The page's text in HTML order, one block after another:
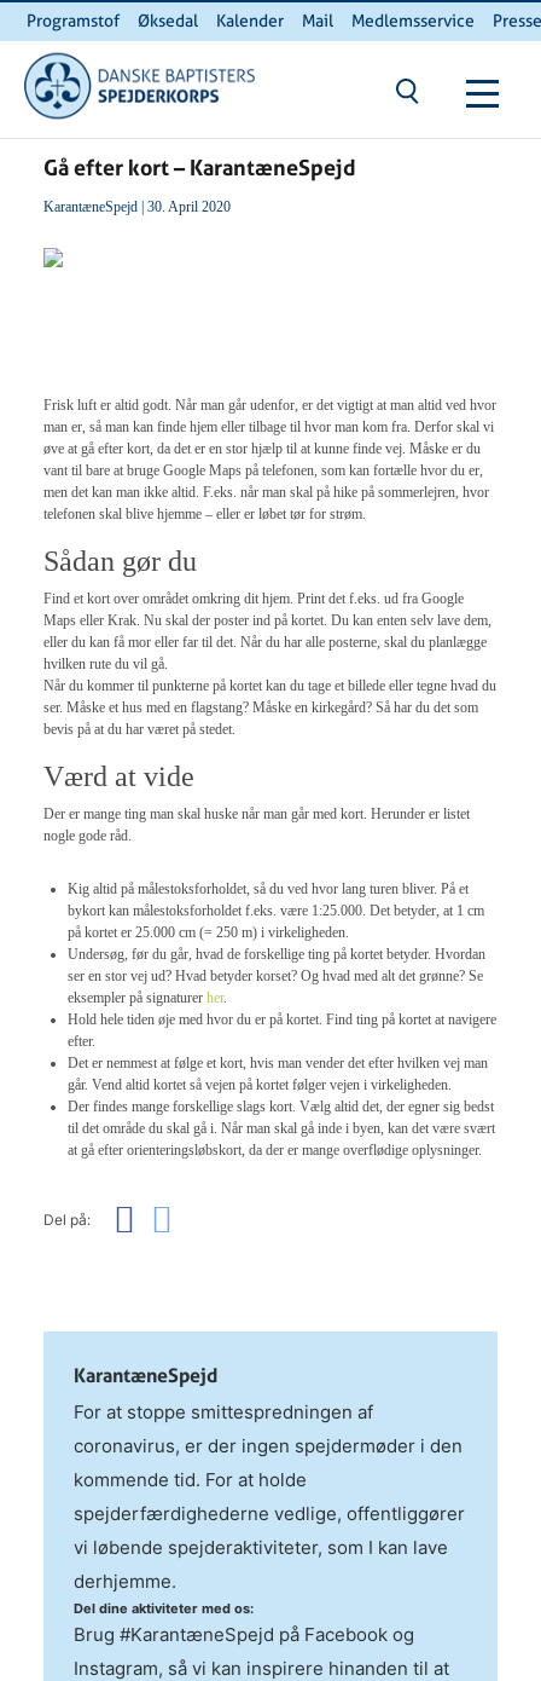
Programstof Øksedal Kalender Mail Medlemsservice
INTERNnet
Du er her:
Gå efter kort – KarantæneSpejd
KarantæneSpejd| 30. April 2020
Frisk luft er altid godt. Når man går udenfor, er det vigtigt at man altid ved hvor
man er, så man kan finde hjem eller tilbage til hvor man kom fra. Derfor skal vi
øve at gå efter kort, da det er en stor hjælp til at kunne finde vej. Måske er du
vant til bare at bruge Google Maps på telefonen, som kan fortælle hvor du er,
men det kan man ikke altid. F.eks. når man skal på hike på sommerlejren, hvor
telefonen skal blive hjemme – eller er løbet tør for strøm.
Sådan gør du
Find et kort over området omkring dit hjem. Print det f.eks. ud fra Google
Maps eller Krak. Nu skal der poster ind på kortet. Du kan enten selv lave dem,
eller du kan få mor eller far til det. Når du har alle posterne, skal du planlægge
hvilken rute du vil gå.
Når du kommer til punkterne på kortet kan du tage et billede eller tegne hvad du
ser. Måske et hus med en flagstang? Måske en kirkegård? Så har du det som
bevis på at du har været på stedet.
Værd at vide
Der er mange ting man skal huske når man går med kort. Herunder er listet
nogle gode råd.
Kig altid på målestoksforholdet, så du ved hvor lang turen bliver. På et
bykort kan målestoksforholdet f.eks. være 1:25.000. Det betyder, at 1 cm
på kortet er 25.000 cm (= 250 m) i virkeligheden.
Undersøg, før du går, hvad de forskellige ting på kortet betyder. Hvordan
ser en stor vej ud? Hvad betyder korset? Og hvad med alt det grønne? Se
eksempler på signaturer her.
Hold hele tiden øje med hvor du er på kortet. Find ting på kortet at navigere
efter.
Det er nemmest at følge et kort, hvis man vender det efter hvilken vej man
går. Vend altid kortet så vejen på kortet følger vejen i virkeligheden.
Der findes mange forskellige slags kort. Vælg altid det, der egner sig bedst
til det område du skal gå i. Når man skal gå inde i byen, kan det være svært
at gå efter orienteringsløbskort, da der er mange overflødige oplysninger.
Del på:
KarantæneSpejd
For at stoppe smittespredningen af
coronavirus, er der ingen spejdermøder i den
kommende tid. For at holde
spejderfærdighederne vedlige, offentliggører
vi løbende spejderaktiviteter, som I kan lave
derhjemme.
Del dine aktiviteter med os:
Brug #KarantæneSpejd på Facebook og
Instagram, så vi kan inspirere hinanden til at